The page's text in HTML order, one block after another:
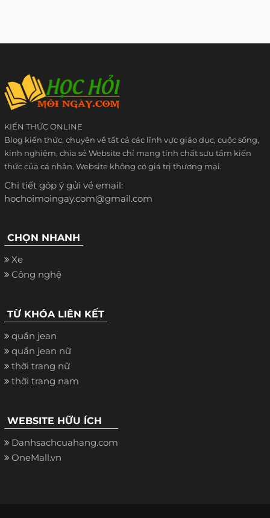
KIẾN THỨC ONLINE
Blog kiến thức, chuyên về tất cả các lĩnh vực giáo dục, cuộc sống,
kinh nghiệm, chia sẻ Website chỉ mang tính chất sưu tầm kiến
thức của cá nhân. Website không có giá trị thương mại.
Chi tiết góp ý gửi về email:
hochoimoingay.com@gmail.com
CHỌN NHANH
Xe
Công nghệ
TỪ KHÓA LIÊN KẾT
quần jean
quần jean nữ
thời trang nữ
thời trang nam
WEBSITE HỮU ÍCH
Danhsachcuahang.com
OneMall.vn